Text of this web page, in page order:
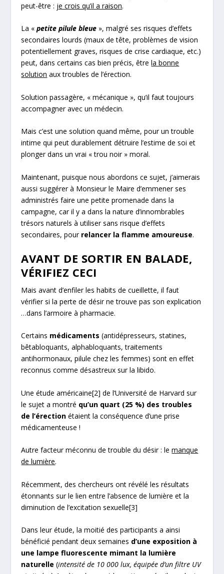
peut-être : je crois qu’il a raison.
La « petite pilule bleue », malgré ses risques d’effets
secondaires lourds (maux de tête, problèmes de vision
potentiellement graves, risques de crise cardiaque, etc.)
peut, dans certains cas bien précis, êtrela bonne
solution aux troubles de l’érection.
Solution passagère, « mécanique », qu’il faut toujours
accompagner avec un médecin.
Mais c’est une solution quand même, pour un trouble
intime qui peut durablement détruire l’estime de soi et
plonger dans un vrai « trou noir » moral.
Maintenant, puisque nous abordons ce sujet, j’aimerais
aussi suggérer à Monsieur le Maire d’emmener ses
administrés faire une petite promenade dans la
campagne, car il y a dans la nature d’innombrables
trésors naturels à utiliser sans risque d’effets
secondaires, pour relancer la flamme amoureuse.
AVANT DE SORTIR EN BALADE,
VÉRIFIEZ CECI
Mais avant d’enfiler les habits de cueillette, il faut
vérifier si la perte de désir ne trouve pas son explication
…dans l’armoire à pharmacie.
Certains médicaments(antidépresseurs, statines,
bêtabloquants, alphabloquants, traitements
antihormonaux, pilule chez les femmes) sont en effet
reconnus comme désastreux sur la libido.
Une étude américaine[2] de l’Université de Harvard sur
le sujet a montré qu’un quart (25 %) des troubles
de l’érectionétaient la conséquence d’une prise
médicamenteuse !
Autre facteur méconnu de trouble du désir : lemanque
de lumière.
Récemment, des chercheurs ont révélé les résultats
étonnants sur le lien entre l’absence de lumière et la
diminution de l’excitation sexuelle[3]
Dans leur étude, la moitié des participants a ainsi
bénéficié pendant deux semaines d’une exposition à
une lampe fluorescente mimant la lumière
naturelle (intensité de 10 000 lux, équipée d’un filtre UV